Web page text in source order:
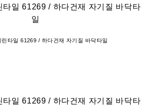
타일 61269 / 하다건재 자기질 바닥타일